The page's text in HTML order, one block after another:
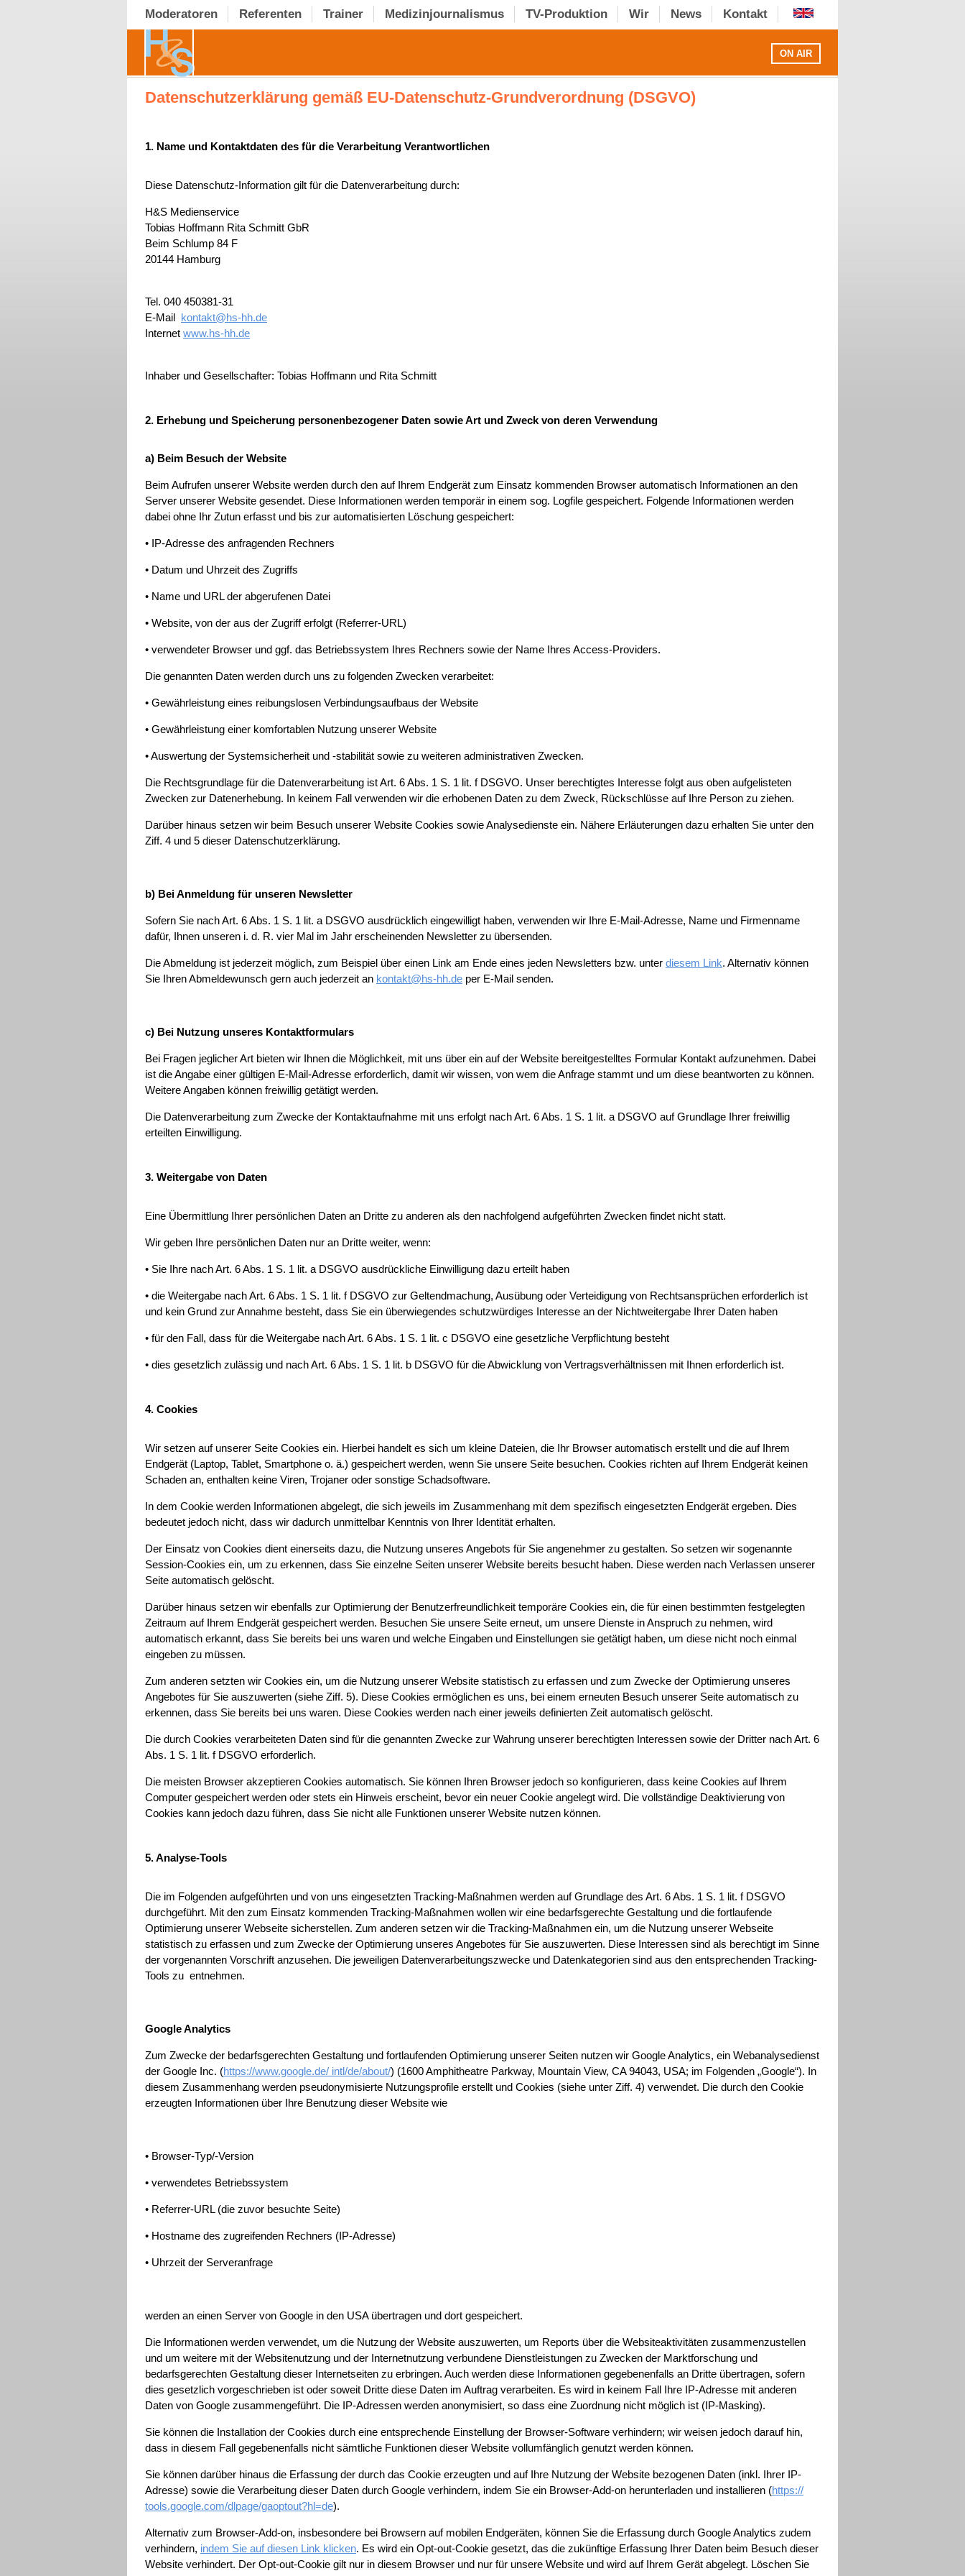
Moderatoren Referenten Trainer Medizinjournalismus TV-Produktion Wir News Kontakt
ON AIR
Datenschutzerklärung gemäß EU-Datenschutz-Grundverordnung (DSGVO)
1. Name und Kontaktdaten des für die Verarbeitung Verantwortlichen
Diese Datenschutz-Information gilt für die Datenverarbeitung durch:
H&S Medienservice
Tobias Hoffmann Rita Schmitt GbR
Beim Schlump 84 F
20144 Hamburg
Tel. 040 450381-31
E-Mail kontakt@hs-hh.de
Internet www.hs-hh.de
Inhaber und Gesellschafter: Tobias Hoffmann und Rita Schmitt
2. Erhebung und Speicherung personenbezogener Daten sowie Art und Zweck von deren Verwendung
a) Beim Besuch der Website
Beim Aufrufen unserer Website werden durch den auf Ihrem Endgerät zum Einsatz kommenden Browser automatisch Informationen an den
Server unserer Website gesendet. Diese Informationen werden temporär in einem sog. Logfile gespeichert. Folgende Informationen werden
dabei ohne Ihr Zutun erfasst und bis zur automatisierten Löschung gespeichert:
• IP-Adresse des anfragenden Rechners
• Datum und Uhrzeit des Zugriffs
• Name und URL der abgerufenen Datei
• Website, von der aus der Zugriff erfolgt (Referrer-URL)
• verwendeter Browser und ggf. das Betriebssystem Ihres Rechners sowie der Name Ihres Access-Providers.
Die genannten Daten werden durch uns zu folgenden Zwecken verarbeitet:
• Gewährleistung eines reibungslosen Verbindungsaufbaus der Website
• Gewährleistung einer komfortablen Nutzung unserer Website
• Auswertung der Systemsicherheit und -stabilität sowie zu weiteren administrativen Zwecken.
Die Rechtsgrundlage für die Datenverarbeitung ist Art. 6 Abs. 1 S. 1 lit. f DSGVO. Unser berechtigtes Interesse folgt aus oben aufgelisteten
Zwecken zur Datenerhebung. In keinem Fall verwenden wir die erhobenen Daten zu dem Zweck, Rückschlüsse auf Ihre Person zu ziehen.
Darüber hinaus setzen wir beim Besuch unserer Website Cookies sowie Analysedienste ein. Nähere Erläuterungen dazu erhalten Sie unter den
Ziff. 4 und 5 dieser Datenschutzerklärung.
b) Bei Anmeldung für unseren Newsletter
Sofern Sie nach Art. 6 Abs. 1 S. 1 lit. a DSGVO ausdrücklich eingewilligt haben, verwenden wir Ihre E-Mail-Adresse, Name und Firmenname
dafür, Ihnen unseren i. d. R. vier Mal im Jahr erscheinenden Newsletter zu übersenden.
Die Abmeldung ist jederzeit möglich, zum Beispiel über einen Link am Ende eines jeden Newsletters bzw. unter diesem Link. Alternativ können
Sie Ihren Abmeldewunsch gern auch jederzeit an kontakt@hs-hh.de per E-Mail senden.
c) Bei Nutzung unseres Kontaktformulars
Bei Fragen jeglicher Art bieten wir Ihnen die Möglichkeit, mit uns über ein auf der Website bereitgestelltes Formular Kontakt aufzunehmen. Dabei
ist die Angabe einer gültigen E-Mail-Adresse erforderlich, damit wir wissen, von wem die Anfrage stammt und um diese beantworten zu können.
Weitere Angaben können freiwillig getätigt werden.
Die Datenverarbeitung zum Zwecke der Kontaktaufnahme mit uns erfolgt nach Art. 6 Abs. 1 S. 1 lit. a DSGVO auf Grundlage Ihrer freiwillig
erteilten Einwilligung.
3. Weitergabe von Daten
Eine Übermittlung Ihrer persönlichen Daten an Dritte zu anderen als den nachfolgend aufgeführten Zwecken findet nicht statt.
Wir geben Ihre persönlichen Daten nur an Dritte weiter, wenn:
• Sie Ihre nach Art. 6 Abs. 1 S. 1 lit. a DSGVO ausdrückliche Einwilligung dazu erteilt haben
• die Weitergabe nach Art. 6 Abs. 1 S. 1 lit. f DSGVO zur Geltendmachung, Ausübung oder Verteidigung von Rechtsansprüchen erforderlich ist
und kein Grund zur Annahme besteht, dass Sie ein überwiegendes schutzwürdiges Interesse an der Nichtweitergabe Ihrer Daten haben
• für den Fall, dass für die Weitergabe nach Art. 6 Abs. 1 S. 1 lit. c DSGVO eine gesetzliche Verpflichtung besteht
• dies gesetzlich zulässig und nach Art. 6 Abs. 1 S. 1 lit. b DSGVO für die Abwicklung von Vertragsverhältnissen mit Ihnen erforderlich ist.
4. Cookies
Wir setzen auf unserer Seite Cookies ein. Hierbei handelt es sich um kleine Dateien, die Ihr Browser automatisch erstellt und die auf Ihrem
Endgerät (Laptop, Tablet, Smartphone o. ä.) gespeichert werden, wenn Sie unsere Seite besuchen. Cookies richten auf Ihrem Endgerät keinen
Schaden an, enthalten keine Viren, Trojaner oder sonstige Schadsoftware.
In dem Cookie werden Informationen abgelegt, die sich jeweils im Zusammenhang mit dem spezifisch eingesetzten Endgerät ergeben. Dies
bedeutet jedoch nicht, dass wir dadurch unmittelbar Kenntnis von Ihrer Identität erhalten.
Der Einsatz von Cookies dient einerseits dazu, die Nutzung unseres Angebots für Sie angenehmer zu gestalten. So setzen wir sogenannte
Session-Cookies ein, um zu erkennen, dass Sie einzelne Seiten unserer Website bereits besucht haben. Diese werden nach Verlassen unserer
Seite automatisch gelöscht.
Darüber hinaus setzen wir ebenfalls zur Optimierung der Benutzerfreundlichkeit temporäre Cookies ein, die für einen bestimmten festgelegten
Zeitraum auf Ihrem Endgerät gespeichert werden. Besuchen Sie unsere Seite erneut, um unsere Dienste in Anspruch zu nehmen, wird
automatisch erkannt, dass Sie bereits bei uns waren und welche Eingaben und Einstellungen sie getätigt haben, um diese nicht noch einmal
eingeben zu müssen.
Zum anderen setzten wir Cookies ein, um die Nutzung unserer Website statistisch zu erfassen und zum Zwecke der Optimierung unseres
Angebotes für Sie auszuwerten (siehe Ziff. 5). Diese Cookies ermöglichen es uns, bei einem erneuten Besuch unserer Seite automatisch zu
erkennen, dass Sie bereits bei uns waren. Diese Cookies werden nach einer jeweils definierten Zeit automatisch gelöscht.
Die durch Cookies verarbeiteten Daten sind für die genannten Zwecke zur Wahrung unserer berechtigten Interessen sowie der Dritter nach Art. 6
Abs. 1 S. 1 lit. f DSGVO erforderlich.
Die meisten Browser akzeptieren Cookies automatisch. Sie können Ihren Browser jedoch so konfigurieren, dass keine Cookies auf Ihrem
Computer gespeichert werden oder stets ein Hinweis erscheint, bevor ein neuer Cookie angelegt wird. Die vollständige Deaktivierung von
Cookies kann jedoch dazu führen, dass Sie nicht alle Funktionen unserer Website nutzen können.
5. Analyse-Tools
Die im Folgenden aufgeführten und von uns eingesetzten Tracking-Maßnahmen werden auf Grundlage des Art. 6 Abs. 1 S. 1 lit. f DSGVO
durchgeführt. Mit den zum Einsatz kommenden Tracking-Maßnahmen wollen wir eine bedarfsgerechte Gestaltung und die fortlaufende
Optimierung unserer Webseite sicherstellen. Zum anderen setzen wir die Tracking-Maßnahmen ein, um die Nutzung unserer Webseite
statistisch zu erfassen und zum Zwecke der Optimierung unseres Angebotes für Sie auszuwerten. Diese Interessen sind als berechtigt im Sinne
der vorgenannten Vorschrift anzusehen. Die jeweiligen Datenverarbeitungszwecke und Datenkategorien sind aus den entsprechenden Tracking-
Tools zu entnehmen.
Google Analytics
Zum Zwecke der bedarfsgerechten Gestaltung und fortlaufenden Optimierung unserer Seiten nutzen wir Google Analytics, ein Webanalysedienst
der Google Inc. (https://www.google.de/ intl/de/about/) (1600 Amphitheatre Parkway, Mountain View, CA 94043, USA; im Folgenden „Google“). In
diesem Zusammenhang werden pseudonymisierte Nutzungsprofile erstellt und Cookies (siehe unter Ziff. 4) verwendet. Die durch den Cookie
erzeugten Informationen über Ihre Benutzung dieser Website wie
• Browser-Typ/-Version
• verwendetes Betriebssystem
• Referrer-URL (die zuvor besuchte Seite)
• Hostname des zugreifenden Rechners (IP-Adresse)
• Uhrzeit der Serveranfrage
werden an einen Server von Google in den USA übertragen und dort gespeichert.
Die Informationen werden verwendet, um die Nutzung der Website auszuwerten, um Reports über die Websiteaktivitäten zusammenzustellen
und um weitere mit der Websitenutzung und der Internetnutzung verbundene Dienstleistungen zu Zwecken der Marktforschung und
bedarfsgerechten Gestaltung dieser Internetseiten zu erbringen. Auch werden diese Informationen gegebenenfalls an Dritte übertragen, sofern
dies gesetzlich vorgeschrieben ist oder soweit Dritte diese Daten im Auftrag verarbeiten. Es wird in keinem Fall Ihre IP-Adresse mit anderen
Daten von Google zusammengeführt. Die IP-Adressen werden anonymisiert, so dass eine Zuordnung nicht möglich ist (IP-Masking).
Sie können die Installation der Cookies durch eine entsprechende Einstellung der Browser-Software verhindern; wir weisen jedoch darauf hin,
dass in diesem Fall gegebenenfalls nicht sämtliche Funktionen dieser Website vollumfänglich genutzt werden können.
Sie können darüber hinaus die Erfassung der durch das Cookie erzeugten und auf Ihre Nutzung der Website bezogenen Daten (inkl. Ihrer IP-
Adresse) sowie die Verarbeitung dieser Daten durch Google verhindern, indem Sie ein Browser-Add-on herunterladen und installieren (https://
tools.google.com/dlpage/gaoptout?hl=de).
Alternativ zum Browser-Add-on, insbesondere bei Browsern auf mobilen Endgeräten, können Sie die Erfassung durch Google Analytics zudem
verhindern, indem Sie auf diesen Link klicken. Es wird ein Opt-out-Cookie gesetzt, das die zukünftige Erfassung Ihrer Daten beim Besuch dieser
Website verhindert. Der Opt-out-Cookie gilt nur in diesem Browser und nur für unsere Website und wird auf Ihrem Gerät abgelegt. Löschen Sie